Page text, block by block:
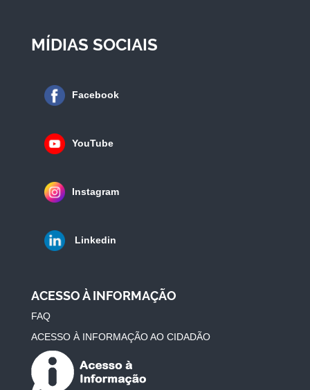
MÍDIAS SOCIAIS
Facebook
YouTube
Instagram
Linkedin
ACESSO À INFORMAÇÃO
FAQ
ACESSO À INFORMAÇÃO AO CIDADÃO